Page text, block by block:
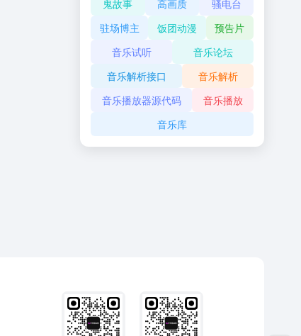
鬼故事
高画质
骚电台
驻场博主
饭团动漫
预告片
音乐试听
音乐论坛
音乐解析接口
音乐解析
音乐播放器源代码
音乐播放
音乐库